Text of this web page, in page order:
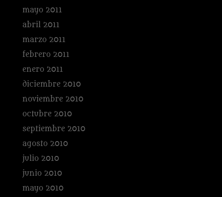
mayo 2011
abril 2011
marzo 2011
febrero 2011
enero 2011
diciembre 2010
noviembre 2010
octubre 2010
septiembre 2010
agosto 2010
julio 2010
junio 2010
mayo 2010